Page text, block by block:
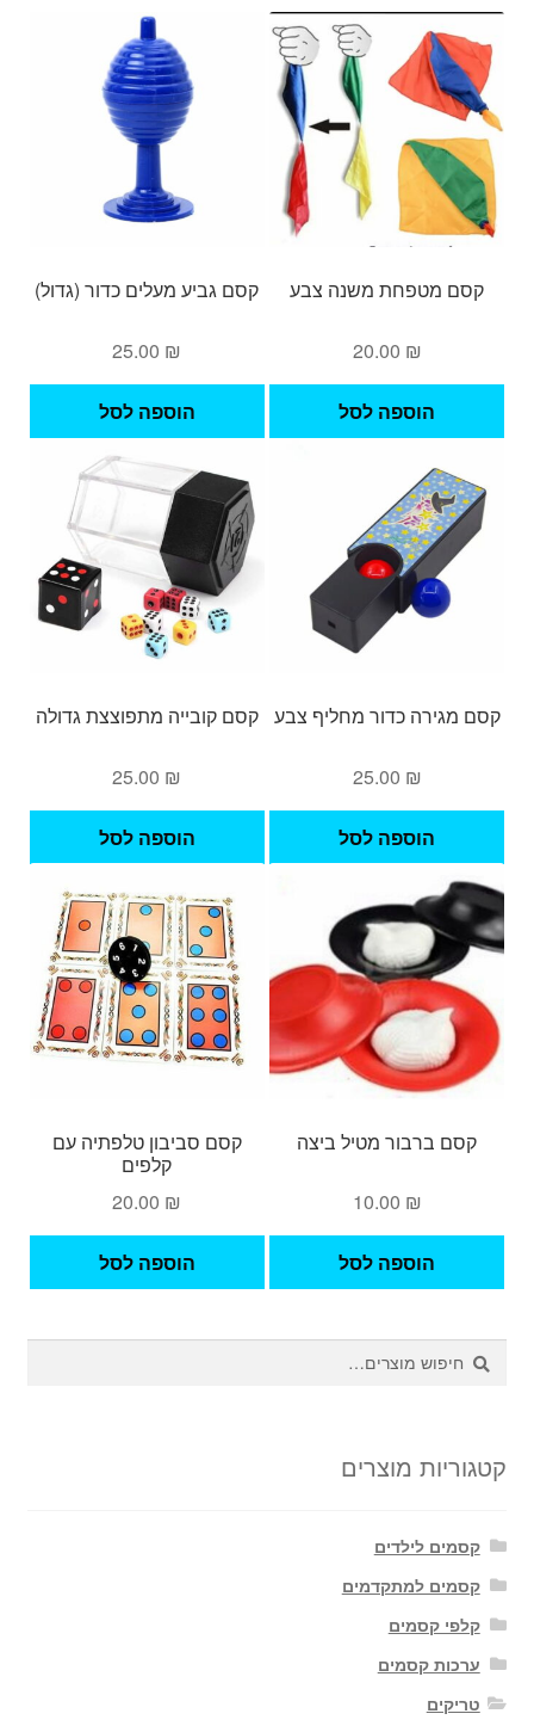
קסם מטפחת משנה צבע
20.00 ₪
הוספה לסל
קסם גביע מעלים כדור (גדול)
25.00 ₪
הוספה לסל
קסם מגירה כדור מחליף צבע
25.00 ₪
הוספה לסל
קסם קובייה מתפוצצת גדולה
25.00 ₪
הוספה לסל
קסם ברבור מטיל ביצה
10.00 ₪
הוספה לסל
קסם סביבון טלפתיה עם
קלפים
20.00 ₪
הוספה לסל
חיפוש
עבור:
חיפוש
קטגוריות מוצרים
קסמים לילדים
קסמים למתקדמים
קלפי קסמים
ערכות קסמים
טריקים